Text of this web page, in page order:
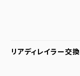
リアディレイラー交換